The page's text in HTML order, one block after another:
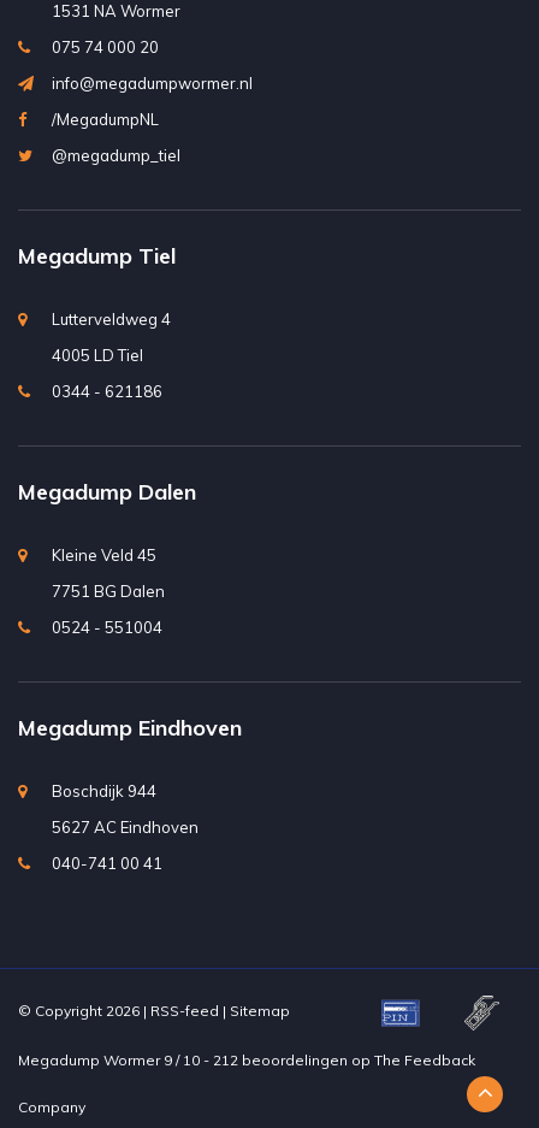
1531 NA Wormer
075 74 000 20
info@megadumpwormer.nl
/MegadumpNL
@megadump_tiel
Megadump Tiel
Lutterveldweg 4
4005 LD Tiel
0344 - 621186
Megadump Dalen
Kleine Veld 45
7751 BG Dalen
0524 - 551004
Megadump Eindhoven
Boschdijk 944
5627 AC Eindhoven
040-741 00 41
© Copyright 2026 | RSS-feed | Sitemap
Megadump Wormer 9 / 10 - 212 beoordelingen op The Feedback
Company